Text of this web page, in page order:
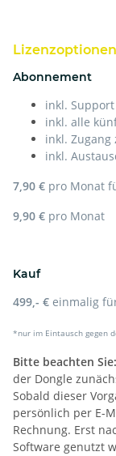
Lizenzoptionen
Abonnement
inkl.
inkl. alle
inkl. Zugang
inkl.
7,90 € pro Monat
9,90 € pro Monat
Kauf
499,- € einmalig
*nur im Eintausch gegen
Bitte beachten Sie:
der Dongle
Sobald dieser
persönlich per E-
Rechnung. Erst
Software genutzt